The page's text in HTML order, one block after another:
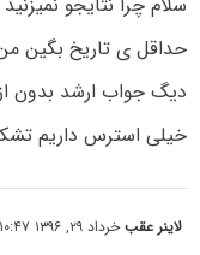
حداقل ی تاریخ بگین
دیگ جواب ارشد بدون
خیلی استرس داریم
لاینر عقبخرداد ۲۹, ۱۳۹۶ at ۱۰:۴۷ ق٫ظ